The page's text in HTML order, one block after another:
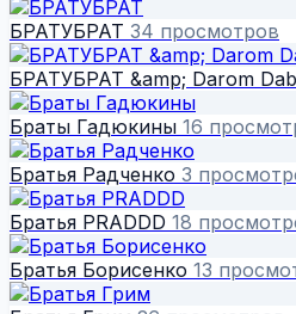
БРАТУБРАТ 34 просмотров
БРАТУБРАТ &amp; Darom
Браты Гадюкины 16
Братья Радченко 3
Братья PRADDD 18
Братья Борисенко 13